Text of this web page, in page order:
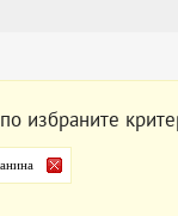
избраните